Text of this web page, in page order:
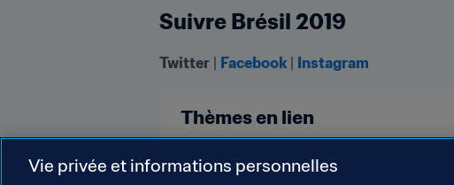
Suivre Brésil 2019
Twitter | Facebook | Instagram
Thèmes en lien
Coupe du Monde U-17 de la FIFA, Brésil 2019™
Vie privée et informations personnelles